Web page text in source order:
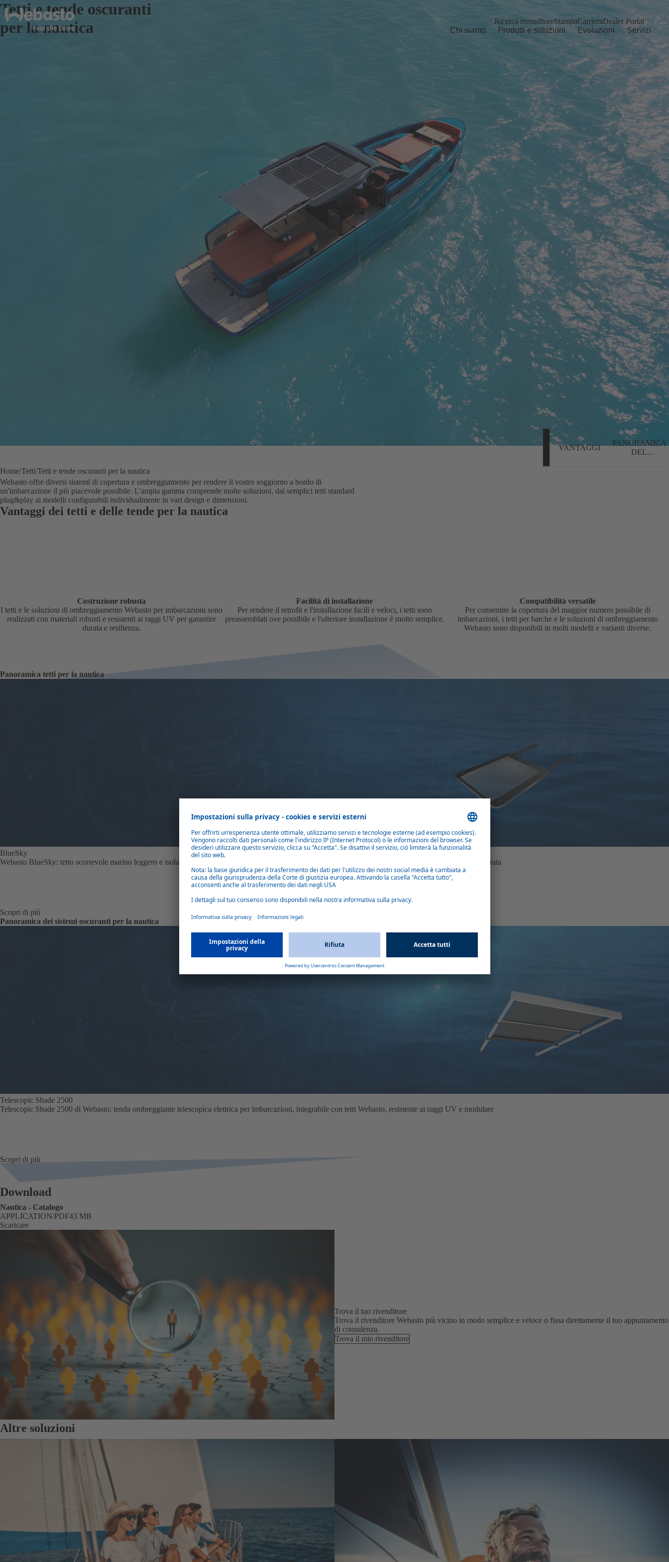
Chi siamo Prodotti e soluzioni Evoluzioni Servizi
Ricerca rivenditoreStampaCarrieraDealer Portal
Tetti e tende oscuranti
per la nautica
VANTAGGI
PANORAMICA
DEL
Home Tetti Tetti e tende oscuranti per la nautica
Webasto offre diversi sistemi di copertura e ombreggiamento per rendere il vostro soggiorno a bordo di
un'imbarcazione il più piacevole possibile. L'ampia gamma comprende molte soluzioni, dai semplici tetti standard
plug&play ai modelli configurabili individualmente in vari design e dimensioni.
Vantaggi dei tetti e delle tende per la nautica
Costruzione robusta
I tetti e le soluzioni di ombreggiamento Webasto per imbarcazioni sono
realizzati con materiali robusti e resistenti ai raggi UV per garantire
durata e resilienza.
Facilità di installazione
Per rendere il retrofit e l'installazione facili e veloci, i tetti sono
preassemblati ove possibile e l'ulteriore installazione è molto semplice.
Compatibilità versatile
Per consentire la copertura del maggior numero possibile di
imbarcazioni, i tetti per barche e le soluzioni di ombreggiamento
Webasto sono disponibili in molti modelli e varianti diverse.
Panoramica tetti per la nautica
BlueSky
Webasto BlueSky: tetto scorrevole marino leggero e isolante per piccole imbarcazioni, con funzionamento manuale o elettrico, in acrilico o vetro, tenda integrata
Scopri di più
Panoramica dei sistemi oscuranti per la nautica
Telescopic Shade 2500
Telescopic Shade 2500 di Webasto: tenda ombreggiante telescopica elettrica per imbarcazioni, integrabile con tetti Webasto, resistente ai raggi UV e modulare
Scopri di più
Download
Nautica - Catalogo
Dimensione
43 MB
FORMATO
APPLICATION/PDF
Scaricare
Trova il tuo rivenditore
Trova il rivenditore Webasto più vicino in modo semplice e veloce o fissa direttamente il tuo appuntamento
di consulenza.
Trova il mio rivenditore
Altre soluzioni